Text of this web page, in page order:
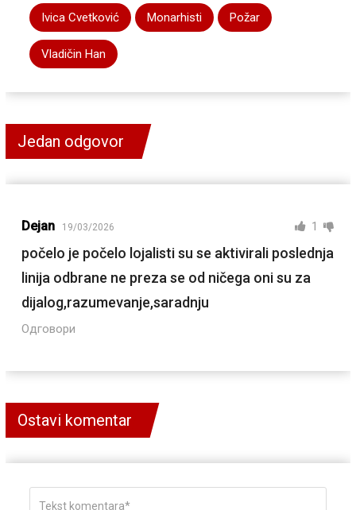
Ivica Cvetković Monarhisti Požar
Vladičin Han
Jedan odgovor
Dejan 19/03/2026 1
počelo je počelo lojalisti su se aktivirali poslednja
linija odbrane ne preza se od ničega oni su za
dijalog,razumevanje,saradnju
Одговори
Ostavi komentar